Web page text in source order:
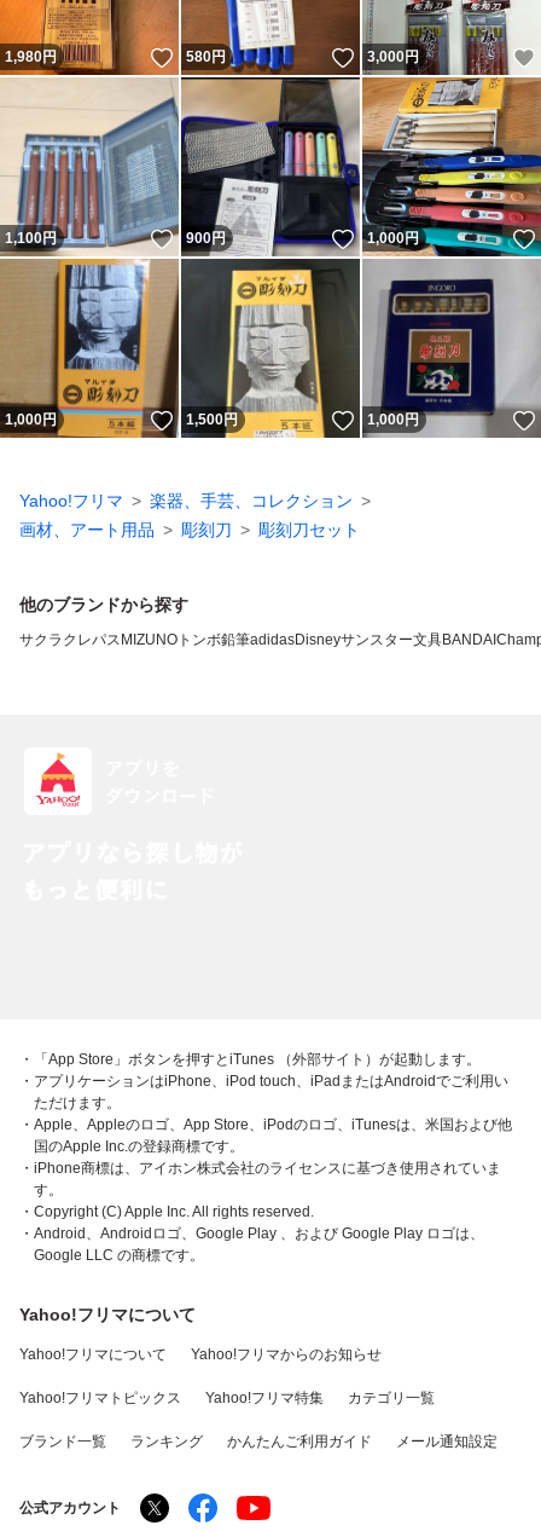
1,980円 いいね！
580円 いいね！
3,000円
1,100円 いいね！
900円 いいね！
1,000円
1,000円 いいね！
1,500円 いいね！
1,000円
Yahoo!フリマ
楽器、手芸、コレクション
画材、アート用品
彫刻刀 彫刻刀セット
他のブランドから探す
サクラクレパス MIZUNO トンボ鉛筆adidasDisneyサンスター文具BANDAI
・「App Store」ボタンを押すとiTunes （外部サイト）が起動します。
・アプリケーションはiPhone、iPod touch、iPadまたはAndroidでご利用い
ただけます。
・Apple、Appleのロゴ、App Store、iPodのロゴ、iTunesは、米国および他
国のApple Inc.の登録商標です。
・iPhone商標は、アイホン株式会社のライセンスに基づき使用されていま
す。
・Copyright (C) Apple Inc. All rights reserved.
・Android、Androidロゴ、Google Play 、および Google Play ロゴは、
Google LLC の商標です。
Yahoo!フリマについて
Yahoo!フリマについて Yahoo!フリマからのお知らせ
Yahoo!フリマトピックス Yahoo!フリマ特集 カテゴリ一覧
ブランド一覧 ランキング かんたんご利用ガイド メール通知設定
公式アカウント